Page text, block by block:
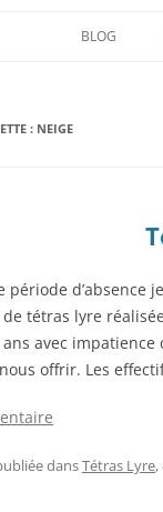
BLOG
: NEIGE
période d’absence
tétras lyre
avec
offrir. Les
dansTétras Lyre